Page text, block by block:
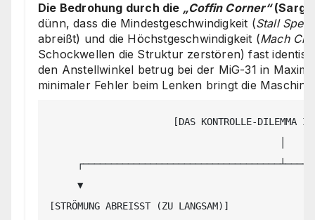
Die Bedrohung durch die „Coffin Corner“(Sarg-
dünn, dass die Mindestgeschwindigkeit (Stall
abreißt) und die Höchstgeschwindigkeit (Mach
Schockwellen die Struktur zerstören) fast
den Anstellwinkel betrug bei der MiG-31 in
minimaler Fehler beim Lenken bringt die
[STRÖMUNG ABREISST (ZU LANGSAM)]